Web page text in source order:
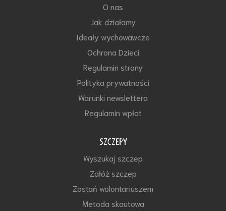
O nas
Jak działamy
Ideały wychowawcze
Ochrona Dzieci
Regulamin strony
Polityka prywatności
Warunki newslettera
Regulamin wpłat
SZCZEPY
Wyszukaj szczep
Załóż szczep
Zostań wolontariuszem
Metoda skautowa